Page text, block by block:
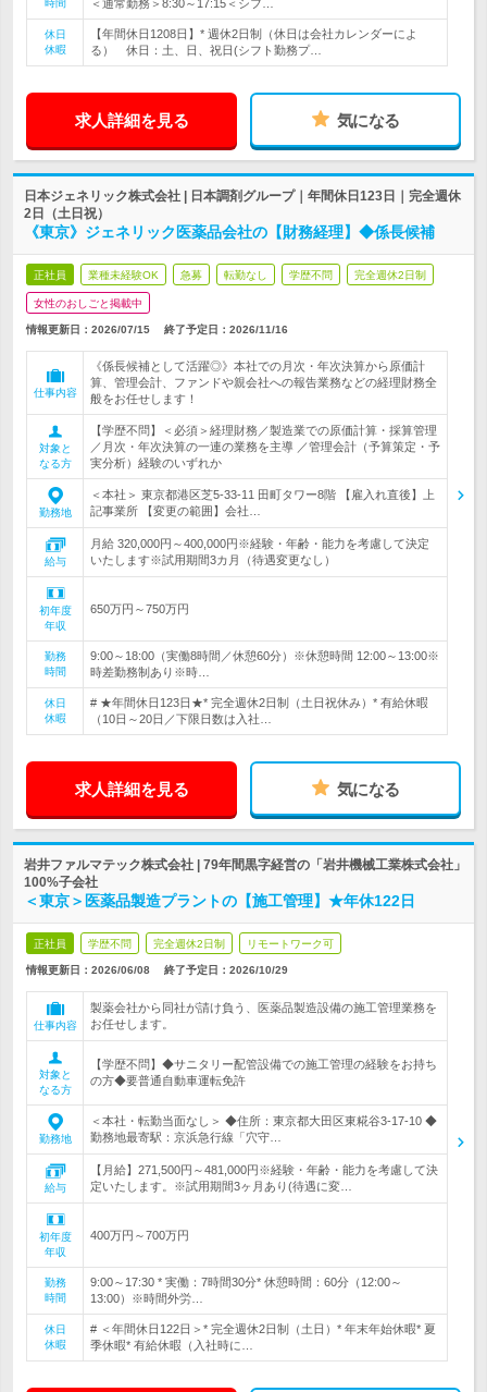
時間
＜通常勤務＞8:30～17:15＜シフ…
休日
休暇
【年間休日1208日】* 週休2日制（休日は会社カレンダーによ
る） 休日：土、日、祝日(シフト勤務プ…
求人詳細を見る 気になる
日本ジェネリック株式会社 | 日本調剤グループ｜年間休日123日｜完全週休
2日（土日祝）
《東京》ジェネリック医薬品会社の【財務経理】◆係長候補
正社員 業種未経験OK 急募 転勤なし 学歴不問 完全週休2日制
女性のおしごと掲載中
情報更新日：2026/07/15 終了予定日： 2026/11/16
仕事内容
《係長候補として活躍◎》本社での月次・年次決算から原価計
算、管理会計、ファンドや親会社への報告業務などの経理財務全
般をお任せします！
対象と
なる方
【学歴不問】＜必須＞経理財務／製造業での原価計算・採算管理
／月次・年次決算の一連の業務を主導 ／管理会計（予算策定・予
実分析）経験のいずれか
勤務地
＜本社＞ 東京都港区芝5-33-11 田町タワー8階 【雇入れ直後】上
記事業所 【変更の範囲】会社…
給与
月給 320,000円～400,000円※経験・年齢・能力を考慮して決定
いたします※試用期間3カ月（待遇変更なし）
初年度
年収
650万円～750万円
勤務
時間
9:00～18:00（実働8時間／休憩60分）※休憩時間 12:00～13:00※
時差勤務制あり※時…
休日
休暇
# ★年間休日123日★* 完全週休2日制（土日祝休み）* 有給休暇
（10日～20日／下限日数は入社…
求人詳細を見る 気になる
岩井ファルマテック株式会社 | 79年間黒字経営の「岩井機械工業株式会社」
100%子会社
＜東京＞医薬品製造プラントの【施工管理】★年休122日
正社員 学歴不問 完全週休2日制 リモートワーク可
情報更新日：2026/06/08 終了予定日： 2026/10/29
仕事内容
製薬会社から同社が請け負う、医薬品製造設備の施工管理業務を
お任せします。
対象と
なる方
【学歴不問】◆サニタリー配管設備での施工管理の経験をお持ち
の方◆要普通自動車運転免許
勤務地
＜本社・転勤当面なし＞ ◆住所：東京都大田区東糀谷3-17-10 ◆
勤務地最寄駅：京浜急行線「穴守…
給与
【月給】271,500円～481,000円※経験・年齢・能力を考慮して決
定いたします。※試用期間3ヶ月あり(待遇に変…
初年度
年収
400万円～700万円
勤務
時間
9:00～17:30 * 実働：7時間30分* 休憩時間：60分（12:00～
13:00）※時間外労…
休日
休暇
# ＜年間休日122日＞* 完全週休2日制（土日）* 年末年始休暇* 夏
季休暇* 有給休暇（入社時に…